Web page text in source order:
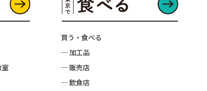
室
買う・食べる
─ 加工品
─ 販売店
─ 飲食店